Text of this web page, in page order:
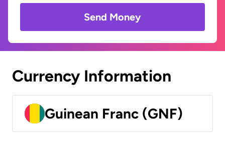
Send Money
Currency Information
Guinean Franc (GNF)